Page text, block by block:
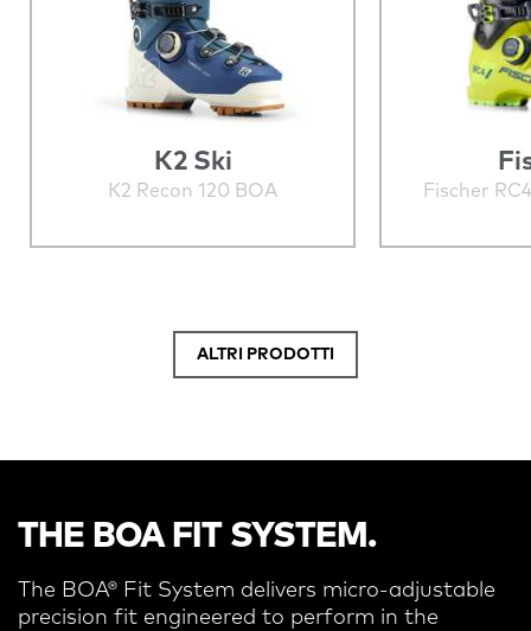
K2 Ski
K2 Recon 120 BOA Fischer
ALTRI PRODOTTI
THE BOA FIT SYSTEM.
The BOA® Fit System delivers micro-adjustable
precision fit engineered to perform in the